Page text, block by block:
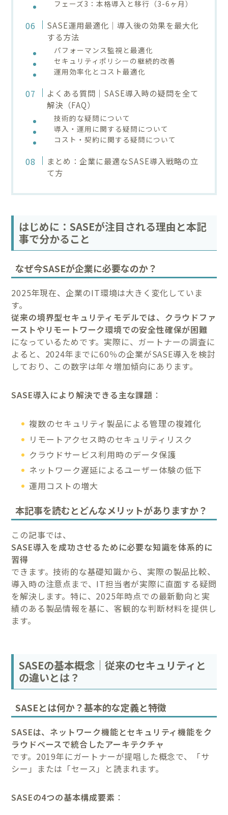
フェーズ3：本格導入と移行（3-6ヶ月）
SASE運用最適化｜導入後の効果を最大化
する方法
パフォーマンス監視と最適化
セキュリティポリシーの継続的改善
運用効率化とコスト最適化
よくある質問｜SASE導入時の疑問を全て
解決（FAQ）
技術的な疑問について
導入・運用に関する疑問について
コスト・契約に関する疑問について
まとめ：企業に最適なSASE導入戦略の立
て方
はじめに：SASEが注目される理由と本記
事で分かること
なぜ今SASEが企業に必要なのか？
2025年現在、企業のIT環境は大きく変化していま
す。
従来の境界型セキュリティモデルでは、クラウドファ
ーストやリモートワーク環境での安全性確保が困難
になっているためです。実際に、ガートナーの調査に
よると、2024年までに60％の企業がSASE導入を検討
しており、この数字は年々増加傾向にあります。
SASE導入により解決できる主な課題 ：
複数のセキュリティ製品による管理の複雑化
リモートアクセス時のセキュリティリスク
クラウドサービス利用時のデータ保護
ネットワーク遅延によるユーザー体験の低下
運用コストの増大
本記事を読むとどんなメリットがありますか？
この記事では、
SASE導入を成功させるために必要な知識を体系的に
習得
できます。技術的な基礎知識から、実際の製品比較、
導入時の注意点まで、IT担当者が実際に直面する疑問
を解決します。特に、2025年時点での最新動向と実
績のある製品情報を基に、客観的な判断材料を提供し
ます。
SASEの基本概念｜従来のセキュリティと
の違いとは？
SASEとは何か？基本的な定義と特徴
SASEは、ネットワーク機能とセキュリティ機能をク
ラウドベースで統合したアーキテクチャ
です。2019年にガートナーが提唱した概念で、「サ
シー」または「セース」と読まれます。
SASEの4つの基本構成要素 ：